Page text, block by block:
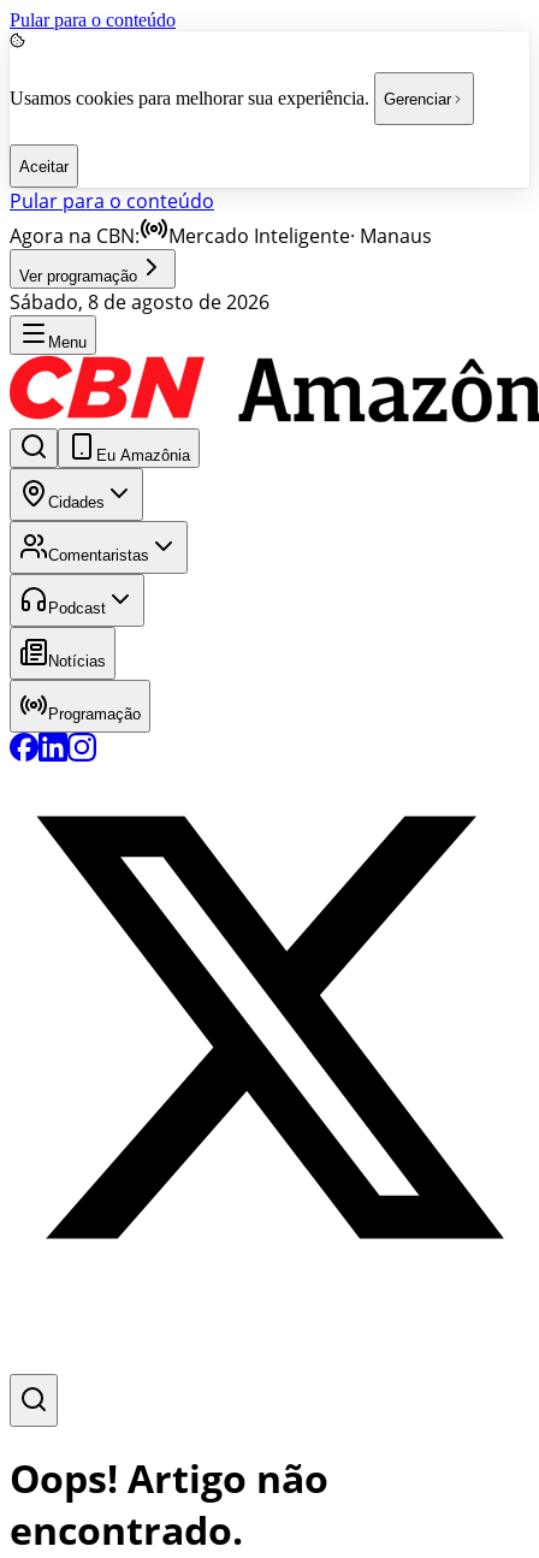
Pular para o conteúdo
Usamos cookies para melhorar sua experiência. Gerenciar
Aceitar
Pular para o conteúdo
Agora na CBN:
Mercado Inteligente· Manaus
Ver programação
Sábado, 8 de agosto de 2026
Menu
Eu Amazônia
Cidades
Comentaristas
Podcast
Notícias
Programação
Oops! Artigo não
encontrado.